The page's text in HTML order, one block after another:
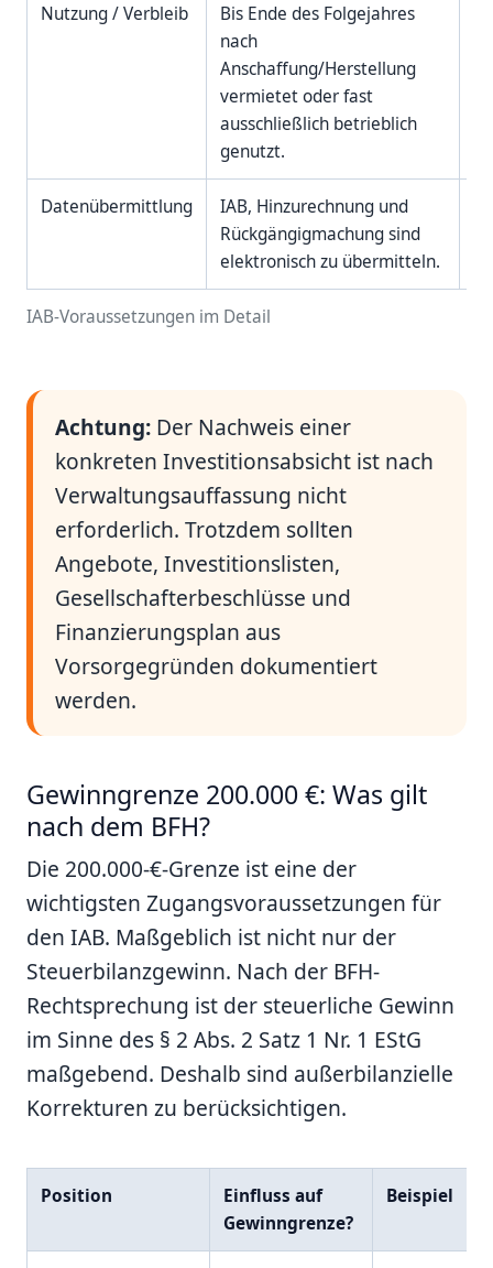
IAB-Voraussetzungen im Detail
Nutzung / Verbleib
Bis Ende des Folgejahres
nach
Anschaffung/Herstellung
vermietet oder fast
ausschließlich betrieblich
genutzt.
Datenübermittlung
IAB, Hinzurechnung und
Rückgängigmachung sind
elektronisch zu übermitteln.
Achtung: Der Nachweis einer
konkreten Investitionsabsicht ist nach
Verwaltungsauffassung nicht
erforderlich. Trotzdem sollten
Angebote, Investitionslisten,
Gesellschafterbeschlüsse und
Finanzierungsplan aus
Vorsorgegründen dokumentiert
werden.
Gewinngrenze 200.000 €: Was gilt
nach dem BFH?
Die 200.000-€-Grenze ist eine der
wichtigsten Zugangsvoraussetzungen für
den IAB. Maßgeblich ist nicht nur der
Steuerbilanzgewinn. Nach der BFH-
Rechtsprechung ist der steuerliche Gewinn
im Sinne des § 2 Abs. 2 Satz 1 Nr. 1 EStG
maßgebend. Deshalb sind außerbilanzielle
Korrekturen zu berücksichtigen.
Position
Einfluss auf
Gewinngrenze?
Beispiel